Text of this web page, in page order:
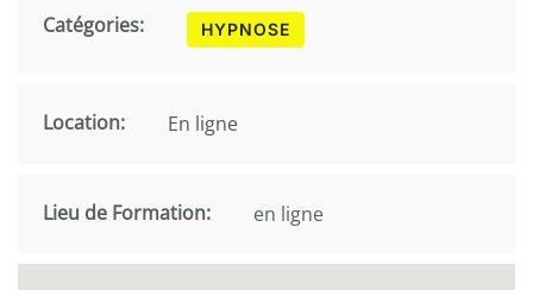
Catégories: HYPNOSE
Location: En ligne
Lieu de Formation: en ligne